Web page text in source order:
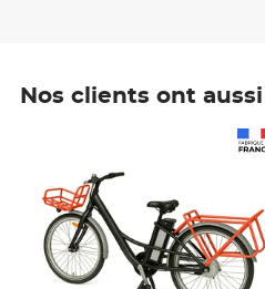
Nos clients ont